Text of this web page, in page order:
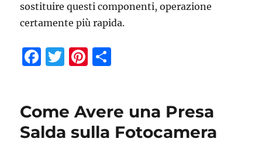
sostituire questi componenti, operazione
certamente più rapida.
F
e
b
T
te
r
Pi
re
st
di
vi
Come Avere una Presa
Salda sulla Fotocamera